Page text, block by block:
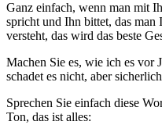
Ganz einfach, wenn man mit
spricht und Ihn bittet, das man
versteht, das wird das beste
Machen Sie es, wie ich es vor
schadet es nicht, aber
Sprechen Sie einfach diese
Ton, das ist alles: